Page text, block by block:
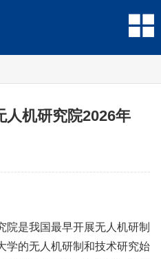
人机研究院2026年
院是我国最早开展无人机研制
学的无人机研制和技术研究始